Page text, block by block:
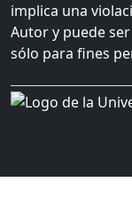
implica una
Autor y puede
sólo para fines